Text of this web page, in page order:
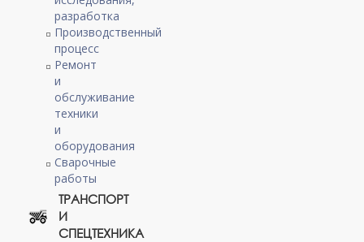
разработка
Производственный
процесс
Ремонт
и
обслуживание
техники
и
оборудования
Сварочные
работы
ТРАНСПОРТ
И
СПЕЦТЕХНИКА